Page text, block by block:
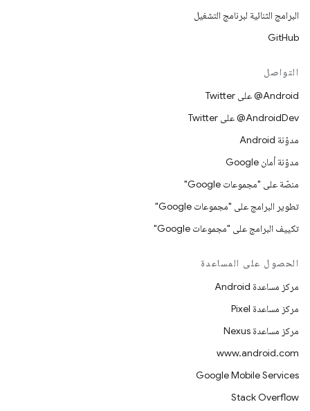
البرامج الثنائية لبرنامج التشغيل
GitHub
التواصل
‎@Android على Twitter
‎@AndroidDev على Twitter
مدوّنة Android
مدوّنة أمان Google
منصّة على "مجموعات Google"
تطوير البرامج على "مجموعات Google"
تكييف البرامج على "مجموعات Google"
الحصول على المساعدة
مركز مساعدة Android
مركز مساعدة Pixel
مركز مساعدة Nexus
www.android.com
Google Mobile Services
Stack Overflow